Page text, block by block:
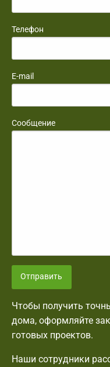
Телефон
E-mail
Сообщение
Отправить
Чтобы получить
дома, оформляйте
готовых проектов.
Наши сотрудники